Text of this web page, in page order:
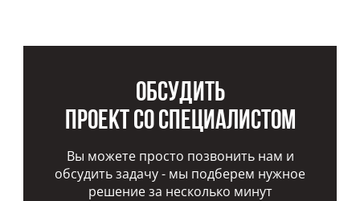
Обсудить
проект со специалистом
Вы можете просто позвонить нам и
обсудить задачу - мы подберем нужное
решение за несколько минут